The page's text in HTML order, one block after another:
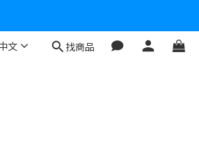
文 找商品